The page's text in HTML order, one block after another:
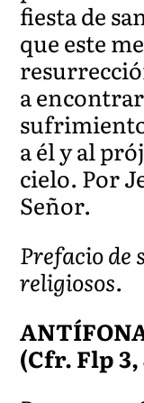
fiesta de
que este
a
a él y al
cielo. Por
Señor.
Prefacio de
religiosos.
(Cfr. Flp 3,